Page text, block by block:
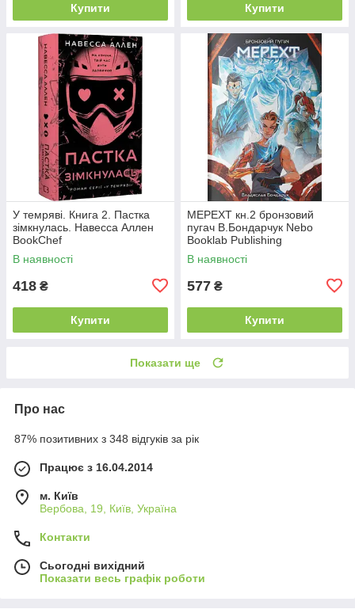
Купити Купити
У темряві. Книга 2. Пастка
зімкнулась. Навесса Аллен
BookChef
В наявності
418 ₴
Купити
МЕРЕХТ кн.2 бронзовий
пугач В.Бондарчук Nebo
Booklab Publishing
В наявності
577 ₴
Купити
Показати ще
Про нас
87% позитивних з 348 відгуків за рік
Працює з 16.04.2014
м. Київ
Вербова, 19, Київ, Україна
Контакти
Сьогодні вихідний
Показати весь графік роботи